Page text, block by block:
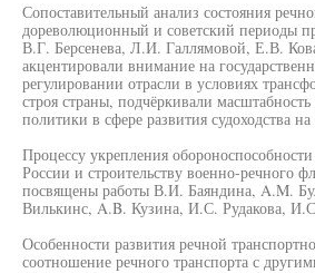
Сопоставительный анализ состояния
дореволюционный и советский периоды
В.Г. Берсенева, Л.И. Галлямовой, Е.В.
акцентировали внимание на
регулировании отрасли в условиях
строя страны, подчёркивали масштабность
политики в сфере развития судоходства
Процессу укрепления
России и строительству военно-речного
посвящены работы В.И. Баяндина, A.M.
Вилькинс, A.B. Кузина, И.С. Рудакова,
Особенности развития речной
соотношение речного транспорта с